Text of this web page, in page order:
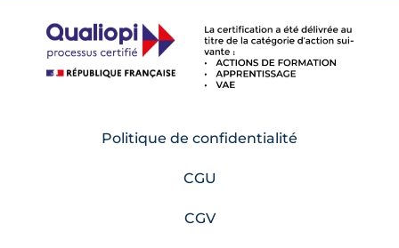
Politique de confidentialité
CGU
CGV